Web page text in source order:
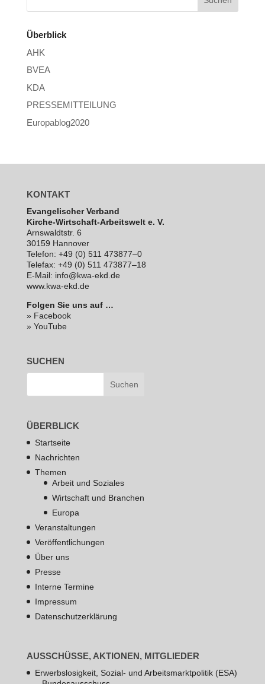
Überblick
AHK
BVEA
KDA
PRESSEMITTEILUNG
Europablog2020
KONTAKT
Evan­ge­li­scher Verband
Kirche-Wirt­schaft-Arbeits­welt e. V.
Arns­waldt­str. 6
30159 Hannover
Telefon: +49 (0) 511 473877–0
Telefax: +49 (0) 511 473877–18
E‑Mail: info@kwa-ekd.de
www.kwa-ekd.de
Folgen Sie uns auf …
» Facebook
» YouTube
SUCHEN
ÜBERBLICK
Startseite
Nachrichten
Themen
Arbeit und Soziales
Wirtschaft und Branchen
Europa
Veranstaltungen
Veröffentlichungen
Über uns
Presse
Interne Termine
Impressum
Datenschutzerklärung
AUSSCHÜSSE, AKTIONEN, MITGLIEDER
Erwerbslosigkeit, Sozial- und Arbeitsmarktpolitik (ESA)